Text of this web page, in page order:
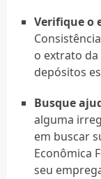
Verifique o
o extrato
depósitos
Busque
alguma
em buscar
Econômica
seu